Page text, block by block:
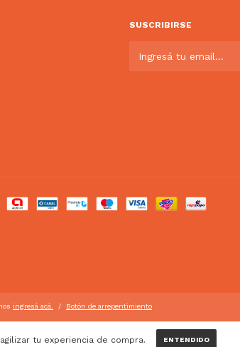
tu experiencia de compra. ENTENDIDO
SUSCRIBIRSE
ingresá acá. / Botón de arrepentimiento